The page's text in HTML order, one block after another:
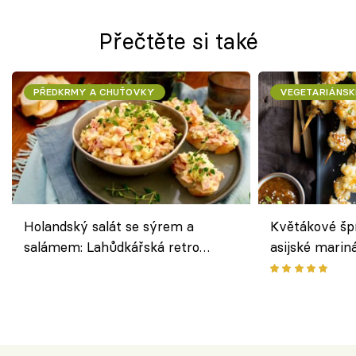
Přečtěte si také
PŘEDKRMY A CHUŤOVKY
Holandský salát se sýrem a
salámem: Lahůdkářská retro
Květákové
asijské
chuťovka z